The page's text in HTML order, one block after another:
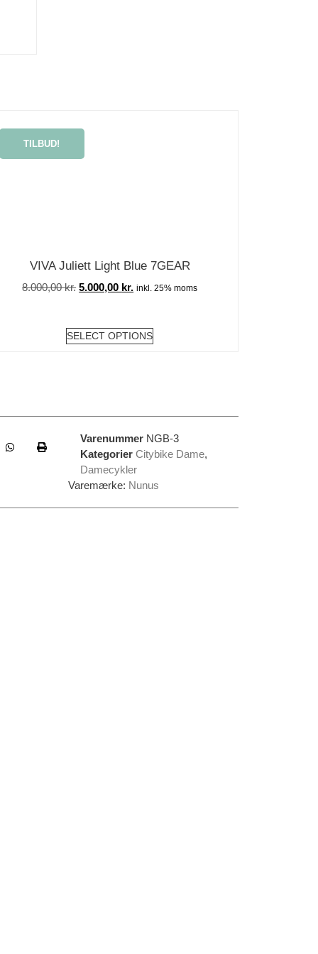
TILBUD!
VIVA Juliett Light Blue 7GEAR
8.000,00kr. 5.000,00 kr. inkl. 25% moms
SELECT OPTIONS
Varenummer NGB-3
Kategorier Citybike Dame,
Damecykler
Varemærke: Nunus